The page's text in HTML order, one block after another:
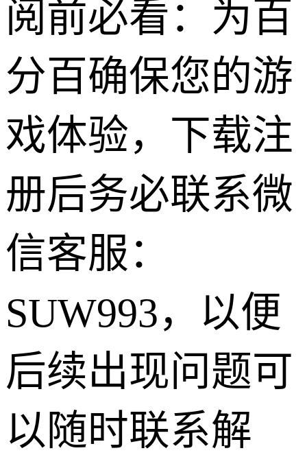
阅前必看：为百
分百确保您的游
戏体验，下载注
册后务必联系微
信客服：
SUW993，以便
后续出现问题可
以随时联系解